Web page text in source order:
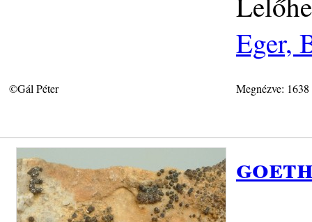
Eger,
©Gál Péter Megnézve: